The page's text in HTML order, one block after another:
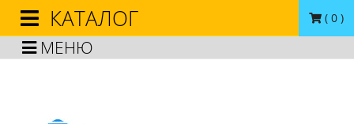
МЕНЮ
( 0 )
КАТАЛОГ